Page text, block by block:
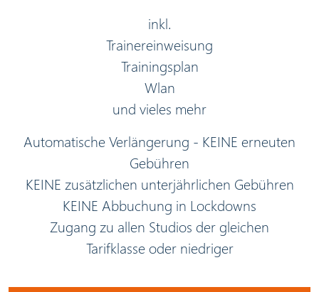
inkl.
Trainereinweisung
Trainingsplan
Wlan
und vieles mehr
Automatische Verlängerung - KEINE erneuten
Gebühren
KEINE zusätzlichen unterjährlichen Gebühren
KEINE Abbuchung in Lockdowns
Zugang zu allen Studios der gleichen
Tarifklasse oder niedriger